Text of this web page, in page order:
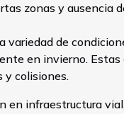
zonas y ausencia
variedad de
en invierno.
y colisiones.
en infraestructura